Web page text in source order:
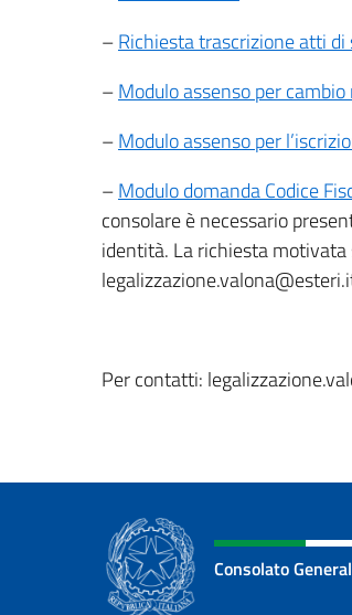
–Richiesta trascrizione atti
–Modulo assenso per
–Modulo assenso per
–Modulo domanda Codice
consolare è necessario
identità. La richiesta motivata
Per contatti:
Consolato